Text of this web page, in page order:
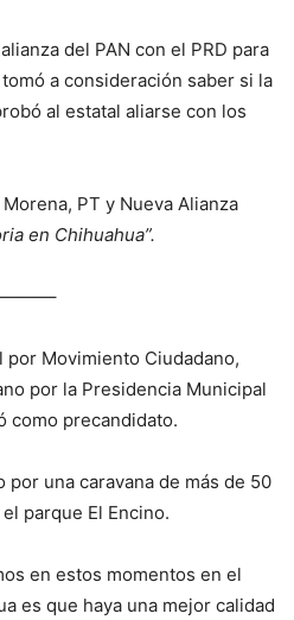
del PAN con el PRD para
a consideración saber si la
al estatal aliarse con los
PT y Nueva Alianza
en Chihuahua”.
por Movimiento Ciudadano,
por la Presidencia Municipal
como precandidato.
por una caravana de más de 50
parque El Encino.
en estos momentos en el
es que haya una mejor calidad